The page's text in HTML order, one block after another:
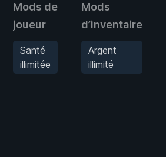
Mods de
joueur
Santé
illimitée
Mods
d’inventaire
Argent
illimité